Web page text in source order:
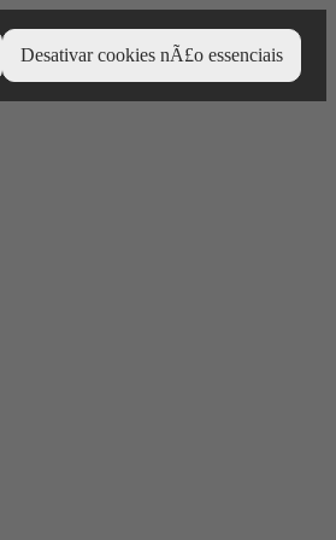
Desativar cookies nÃ£o essenciais